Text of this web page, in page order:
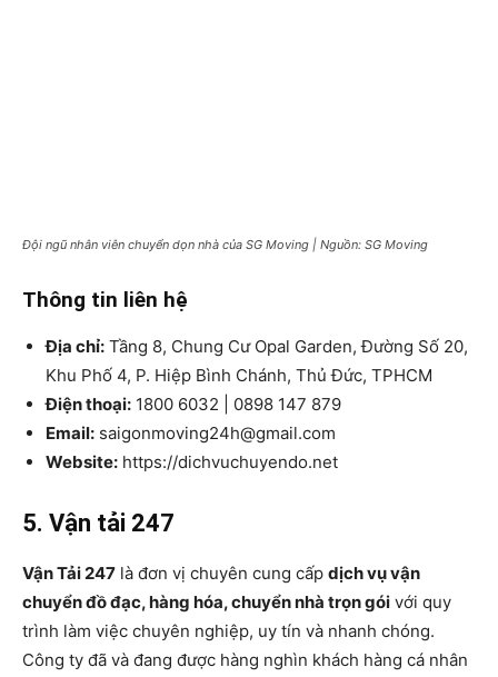
Đội ngũ nhân viên chuyển dọn nhà của SG Moving | Nguồn: SG Moving
Thông tin liên hệ
Địa chỉ: Tầng 8, Chung Cư Opal Garden, Đường Số 20,
Khu Phố 4, P. Hiệp Bình Chánh, Thủ Đức, TPHCM
Điện thoại: 1800 6032 | 0898 147 879
Email: saigonmoving24h@gmail.com
Website: https://dichvuchuyendo.net
5. Vận tải 247
Vận Tải 247 là đơn vị chuyên cung cấp dịch vụ vận
chuyển đồ đạc, hàng hóa, chuyển nhà trọn gói với quy
trình làm việc chuyên nghiệp, uy tín và nhanh chóng.
Công ty đã và đang được hàng nghìn khách hàng cá nhân